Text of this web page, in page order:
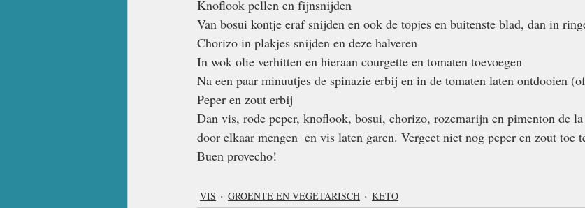
Knoflook pellen en fijnsnijden
Van bosui kontje eraf snijden en ook de topjes en buitenste blad, dan in
Chorizo in plakjes snijden en deze halveren
In wok olie verhitten en hieraan courgette en tomaten toevoegen
Na een paar minuutjes de spinazie erbij en in de tomaten laten ontdooien
Peper en zout erbij
Dan vis, rode peper, knoflook, bosui, chorizo, rozemarijn en pimenton de la
door elkaar mengen  en vis laten garen. Vergeet niet nog peper en zout toe
Buen provecho!
VIS GROENTE EN VEGETARISCH KETO